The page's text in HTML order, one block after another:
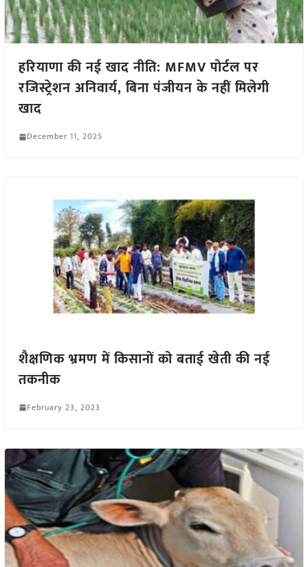
हरियाणा की नई खाद नीति: MFMV पोर्टल पर
रजिस्ट्रेशन अनिवार्य, बिना पंजीयन के नहीं मिलेगी
खाद
December 11, 2025
शैक्षणिक भ्रमण में किसानों को बताई खेती की नई
तकनीक
February 23, 2023